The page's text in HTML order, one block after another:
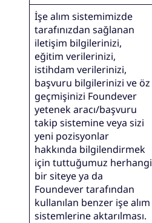
İşe alım sistemimizde
tarafınızdan sağlanan
iletişim bilgilerinizi,
eğitim verilerinizi,
istihdam verilerinizi,
başvuru bilgilerinizi ve öz
geçmişinizi Foundever
yetenek aracı/başvuru
takip sistemine veya sizi
yeni pozisyonlar
hakkında bilgilendirmek
için tuttuğumuz herhangi
bir siteye ya da
Foundever tarafından
kullanılan benzer işe alım
sistemlerine aktarılması.